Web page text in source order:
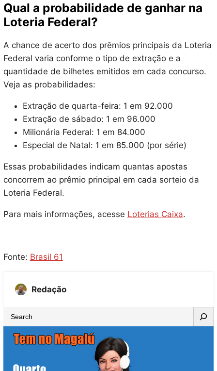
Qual a probabilidade de ganhar na
Loteria Federal?
A chance de acerto dos prêmios principais da Loteria
Federal varia conforme o tipo de extração e a
quantidade de bilhetes emitidos em cada concurso.
Veja as probabilidades:
Extração de quarta-feira: 1 em 92.000
Extração de sábado: 1 em 96.000
Milionária Federal: 1 em 84.000
Especial de Natal: 1 em 85.000 (por série)
Essas probabilidades indicam quantas apostas
concorrem ao prêmio principal em cada sorteio da
Loteria Federal.
Para mais informações, acesse Loterias Caixa.
Fonte: Brasil 61
Redação
e